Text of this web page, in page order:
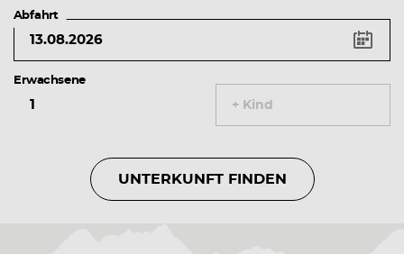
Vorheriger
Tag
Pfeiltaste
rechts
Nächster
Tag
Abfahrt
Erwachsene
+ Kind
UNTERKUNFT FINDEN